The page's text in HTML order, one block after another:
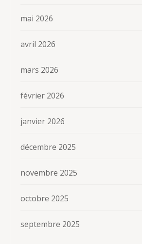
mai 2026
avril 2026
mars 2026
février 2026
janvier 2026
décembre 2025
novembre 2025
octobre 2025
septembre 2025